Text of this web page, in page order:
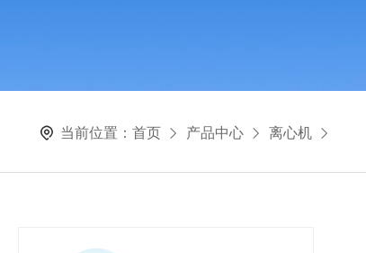
当前位置：首页 产品中心 离心机